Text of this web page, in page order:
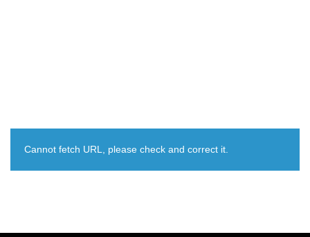
Cannot fetch URL, please check and correct it.